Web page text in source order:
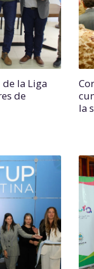
la Liga
de
la